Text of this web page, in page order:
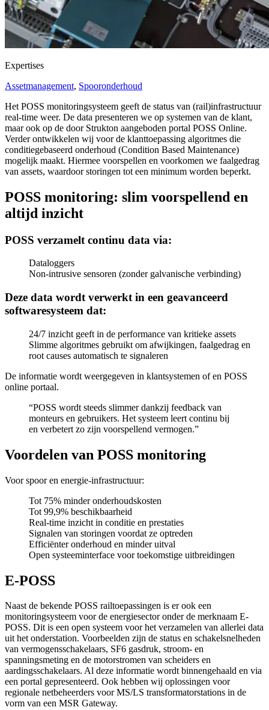
Expertises
Assetmanagement, Spooronderhoud
Het POSS monitoringsysteem geeft de status van (rail)infrastructuur
real-time weer. De data presenteren we op systemen van de klant,
maar ook op de door Strukton aangeboden portal POSS Online.
Verder ontwikkelen wij voor de klanttoepassing algoritmes die
conditiegebaseerd onderhoud (Condition Based Maintenance)
mogelijk maakt. Hiermee voorspellen en voorkomen we faalgedrag
van assets, waardoor storingen tot een minimum worden beperkt.
POSS monitoring: slim voorspellend en
altijd inzicht
POSS verzamelt continu data via:
Dataloggers
Non‑intrusive sensoren (zonder galvanische verbinding)
Deze data wordt verwerkt in een geavanceerd
softwaresysteem dat:
24/7 inzicht geeft in de performance van kritieke assets
Slimme algoritmes gebruikt om afwijkingen, faalgedrag en
root causes automatisch te signaleren
De informatie wordt weergegeven in klantsystemen of en POSS
online portaal.
“POSS wordt steeds slimmer dankzij feedback van
monteurs en gebruikers. Het systeem leert continu bij
en verbetert zo zijn voorspellend vermogen.”
Voordelen van POSS monitoring
Voor spoor en energie‑infrastructuur:
Tot 75% minder onderhoudskosten
Tot 99,9% beschikbaarheid
Real‑time inzicht in conditie en prestaties
Signalen van storingen voordat ze optreden
Efficiënter onderhoud en minder uitval
Open systeeminterface voor toekomstige uitbreidingen
E-POSS
Naast de bekende POSS railtoepassingen is er ook een
monitoringsysteem voor de energiesector onder de merknaam E-
POSS. Dit is een open systeem voor het verzamelen van allerlei data
uit het onderstation. Voorbeelden zijn de status en schakelsnelheden
van vermogensschakelaars, SF6 gasdruk, stroom- en
spanningsmeting en de motorstromen van scheiders en
aardingsschakelaars. Al deze informatie wordt binnengehaald en via
een portal gepresenteerd. Ook hebben wij oplossingen voor
regionale netbeheerders voor MS/LS transformatorstations in de
vorm van een MSR Gateway.